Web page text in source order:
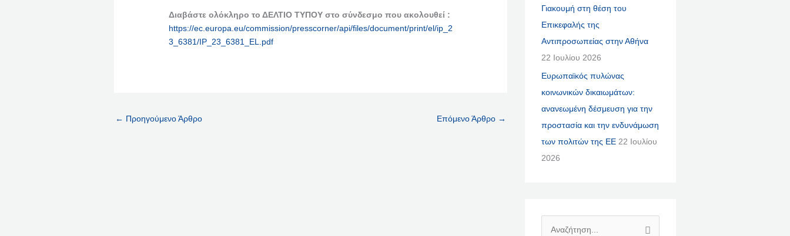
Διαβάστε ολόκληρο το ΔΕΛΤΙΟ ΤΥΠΟΥ στο σύνδεσμο που ακολουθεί :
https://ec.europa.eu/commission/presscorner/api/files/document/print/el/ip_2
3_6381/IP_23_6381_EL.pdf
← Προηγούμενο Άρθρο Επόμενο Άρθρο →
Γιακουμή στη θέση του
Επικεφαλής της
Αντιπροσωπείας στην Αθήνα
22 Ιουλίου 2026
Ευρωπαϊκός πυλώνας
κοινωνικών δικαιωμάτων:
ανανεωμένη δέσμευση για την
προστασία και την ενδυνάμωση
των πολιτών της ΕΕ 22 Ιουλίου
2026